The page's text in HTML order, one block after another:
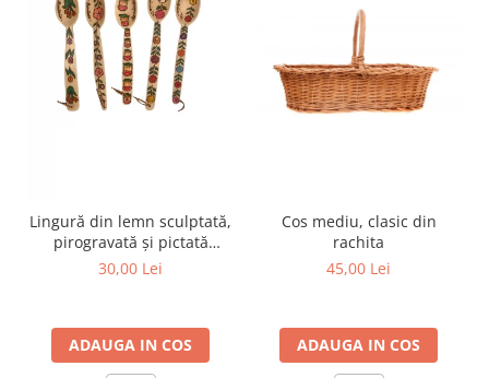
Lingură din lemn sculptată,
pirogravată și pictată
manual
30,00 Lei
ADAUGA IN COS
Cos mediu, clasic din
rachita
45,00 Lei
ADAUGA IN COS